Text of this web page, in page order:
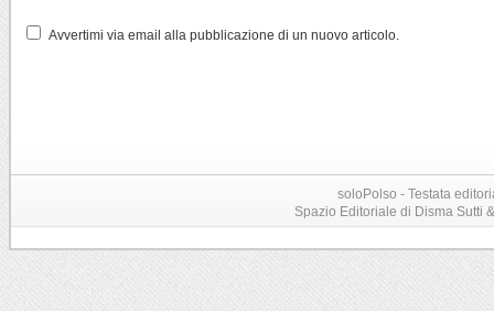
Avvertimi via email alla pubblicazione di un nuovo articolo.
soloPolso - Testata
Spazio Editoriale di Disma Sutti